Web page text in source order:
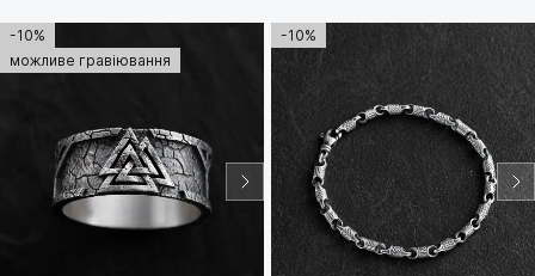
-10%
можливе гравіювання
-10%